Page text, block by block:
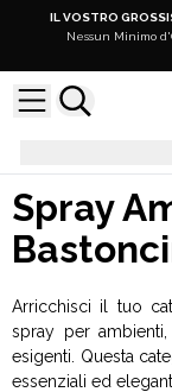
IL VOSTRO
Nessun Minimo
Spray
Spray
Arricchisci il tuo
spray per
esigenti. Questa
essenziali ed